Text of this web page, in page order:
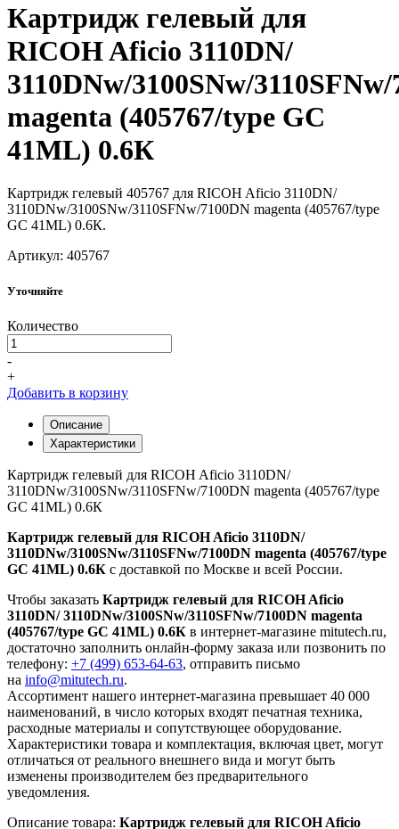
Картридж гелевый для
RICOH Aficio 3110DN/
3110DNw/3100SNw/
magenta (405767/type GC
41ML) 0.6К
Картридж гелевый 405767 для RICOH Aficio 3110DN/
3110DNw/3100SNw/3110SFNw/7100DN magenta (405767/type
GC 41ML) 0.6К.
Артикул: 405767
Уточняйте
Количество
-
+
Добавить в корзину
Описание
Характеристики
Картридж гелевый для RICOH Aficio 3110DN/
3110DNw/3100SNw/3110SFNw/7100DN magenta (405767/type
GC 41ML) 0.6К
Картридж гелевый для RICOH Aficio 3110DN/
3110DNw/3100SNw/3110SFNw/7100DN magenta (405767/type
GC 41ML) 0.6К с доставкой по Москве и всей России.
Чтобы заказать Картридж гелевый для RICOH Aficio
3110DN/ 3110DNw/3100SNw/3110SFNw/7100DN magenta
(405767/type GC 41ML) 0.6К в интернет-магазине mitutech.ru,
достаточно заполнить онлайн-форму заказа или позвонить по
телефону: +7 (499) 653-64-63, отправить письмо
на info@mitutech.ru.
Ассортимент нашего интернет-магазина превышает 40 000
наименований, в число которых входят печатная техника,
расходные материалы и сопутствующее оборудование.
Характеристики товара и комплектация, включая цвет, могут
отличаться от реального внешнего вида и могут быть
изменены производителем без предварительного
уведомления.
Описание товара: Картридж гелевый для RICOH Aficio